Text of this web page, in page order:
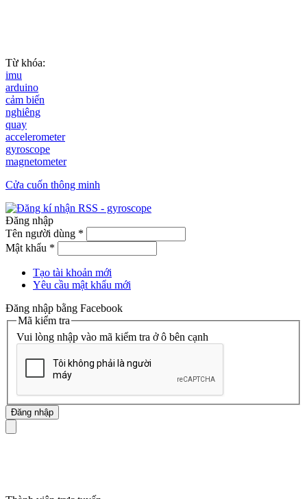
Từ khóa:
imu
arduino
cảm biến
nghiêng
quay
accelerometer
gyroscope
magnetometer
Cửa cuốn thông minh
Đăng nhập
Tên người dùng *
Mật khẩu *
Tạo tài khoản mới
Yêu cầu mật khẩu mới
Đăng nhập bằng Facebook
Mã kiểm tra
Vui lòng nhập vào mã kiểm tra ở ô bên cạnh